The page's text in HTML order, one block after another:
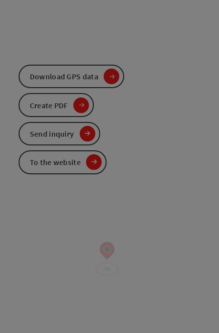
Download GPS data
Create PDF
Send inquiry
To the website